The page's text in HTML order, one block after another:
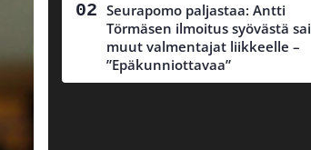
Seurapomo paljastaa: Antti
Törmäsen ilmoitus syövästä sai
muut valmentajat liikkeelle –
”Epäkunniottavaa”